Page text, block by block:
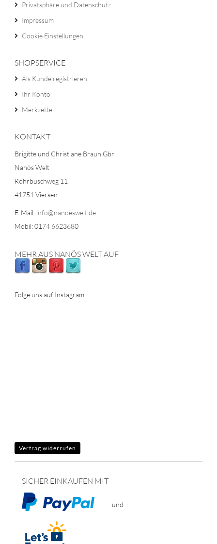
Privatsphäre und Datenschutz
Impressum
Cookie Einstellungen
SHOPSERVICE
Als Kunde registrieren
Ihr Konto
Merkzettel
KONTAKT
Brigitte und Christiane Braun Gbr
Nanös Welt
Rohrbuschweg 11
41751 Viersen
E-Mail: info@nanoeswelt.de
Mobil: 0174 6623680
MEHR AUS NANÖS WELT AUF
Folge uns auf Instagram
Vertrag widerrufen
SICHER EINKAUFEN MIT
und